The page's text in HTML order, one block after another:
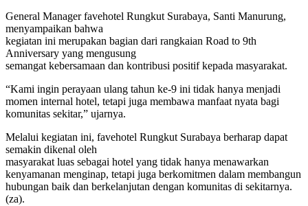
General Manager favehotel Rungkut Surabaya, Santi Manurung,
menyampaikan bahwa
kegiatan ini merupakan bagian dari rangkaian Road to 9th
Anniversary yang mengusung
semangat kebersamaan dan kontribusi positif kepada masyarakat.
“Kami ingin perayaan ulang tahun ke-9 ini tidak hanya menjadi
momen internal hotel, tetapi juga membawa manfaat nyata bagi
komunitas sekitar,” ujarnya.
Melalui kegiatan ini, favehotel Rungkut Surabaya berharap dapat
semakin dikenal oleh
masyarakat luas sebagai hotel yang tidak hanya menawarkan
kenyamanan menginap, tetapi juga berkomitmen dalam membangun
hubungan baik dan berkelanjutan dengan komunitas di sekitarnya.
(za).